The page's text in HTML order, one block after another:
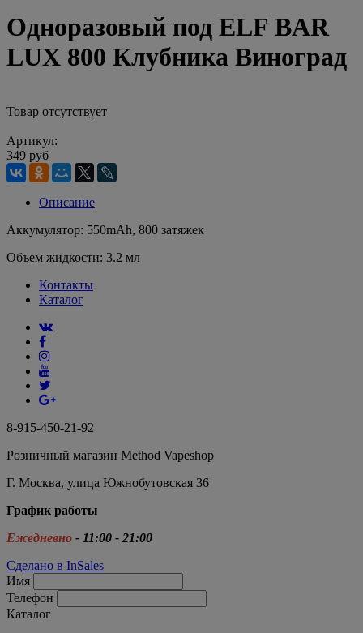
Одноразовый под ELF BAR
LUX 800 Клубника Виноград
Товар отсутствует
Артикул:
349 руб
Описание
Аккумулятор: 550mAh, 800 затяжек
Объем жидкости: 3.2 мл
Контакты
Каталог
8-915-450-21-92
Розничный магазин Method Vapeshop
Г. Москва, улица Южнобутовская 36
График работы
Ежедневно - 11:00 - 21:00
Сделано в InSales
Имя
Телефон
Каталог